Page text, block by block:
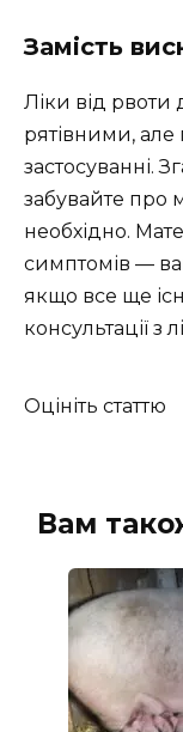
Замість
Ліки від
рятівними, але
застосуванні.
забувайте про
необхідно.
симптомів —
якщо все ще
консультації з
Оцініть статтю
Вам